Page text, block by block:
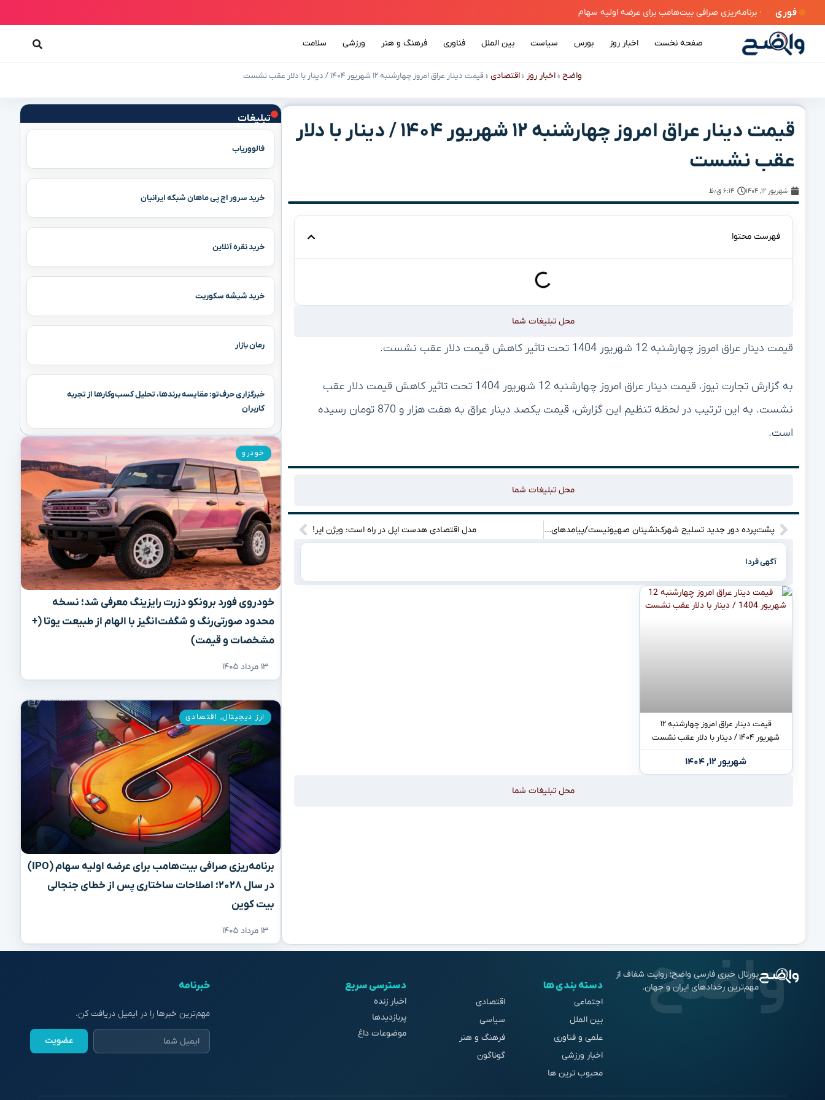
فوری
صفحه نخست اخبار روز بورس سیاست بین الملل فناوری فرهنگ و هنر ورزشی سلامت
واضح »اخبار روز »اقتصادی »قیمت دینار عراق امروز چهارشنبه ۱۲ شهریور ۱۴۰۴ / دینار با دلار عقب نشست
تبلیغات
فالووریاب
خرید سرور اچ پی ماهان شبکه ایرانیان
خرید نقره آنلاین
خرید شیشه سکوریت
رمان بازار
خبرگزاری حرف‌تو: مقایسه برندها، تحلیل کسب‌وکارها از تجربه
کاربران
خودروی فورد برونکو دزرت رایزینگ معرفی شد؛ نسخه
محدود صورتی‌رنگ و شگفت‌انگیز با الهام از طبیعت یوتا (+
مشخصات و قیمت)
۱۳ مرداد ۱۴۰۵
خودرو
برنامه‌ریزی صرافی بیت‌هامب برای عرضه اولیه سهام (IPO)
در سال ۲۰۲۸؛ اصلاحات ساختاری پس از خطای جنجالی
بیت کوین
۱۳ مرداد ۱۴۰۵
ارز دیجیتال, اقتصادی
قیمت دینار عراق امروز چهارشنبه ۱۲ شهریور ۱۴۰۴ / دینار با دلار
عقب نشست
شهریور ۱۲, ۱۴۰۴ ۶:۱۴ ق٫ظ
فهرست محتوا
محل تبلیغات شما
قیمت دینار عراق امروز چهارشنبه 12 شهریور 1404 تحت تاثیر کاهش قیمت دلار عقب نشست.
به گزارش تجارت نیوز، قیمت دینار عراق امروز چهارشنبه 12 شهریور 1404 تحت تاثیر کاهش قیمت دلار عقب
نشست. به این ترتیب در لحظه تنظیم این گزارش، قیمت یکصد دینار عراق به هفت هزار و 870 تومان رسیده
است.
محل تبلیغات شما
پشت‌پرده دور جدید تسلیح شهرک‌نشینان صهیونیست/پیامدهای تشدید درگیری در کرانه باختری برای اسرائیل مدل اقتصادی هدست اپل در راه است: ویژن ایر!
آگهی فردا
قیمت دینار عراق امروز چهارشنبه ۱۲
شهریور ۱۴۰۴ / دینار با دلار عقب نشست
شهریور ۱۲, ۱۴۰۴
محل تبلیغات شما
پورتال خبری فارسی واضح؛ روایت شفاف از
مهم‌ترین رخدادهای ایران و جهان.
دسته بندی ها
اجتماعی
اقتصادی
بین الملل
سیاسی
علمی و فناوری
فرهنگ و هنر
اخبار ورزشی
گوناگون
محبوب ترین ها
دسترسی سریع
اخبار زنده
پربازدیدها
موضوعات داغ
خبرنامه
مهم‌ترین خبرها را در ایمیل دریافت کن.
عضویت